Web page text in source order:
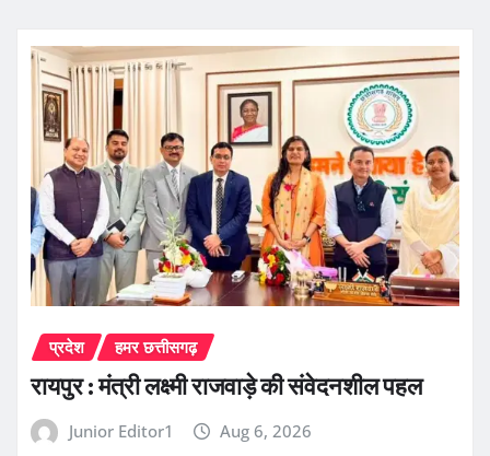
प्रदेश हमर छत्तीसगढ़
रायपुर : मंत्री लक्ष्मी राजवाड़े की संवेदनशील पहल
Junior Editor1 Aug 6, 2026